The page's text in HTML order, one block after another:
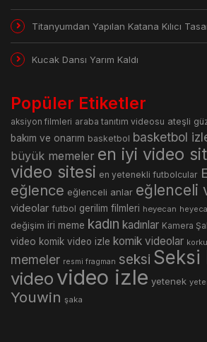
Titanyumdan Yapılan Katana Kılıcı
Kucak Dansı Yarım Kaldı
Popüler Etiketler
aksiyon filmleri araba tanıtım videosu ateşli
bakım ve onarım basketbol basketbol
büyük memeler en iyi video
video sitesi en yetenekli futbolcular
eğlence eğlenceli anlar eğlenceli
videolar futbol gerilim filmleri heyecan
değişim iri meme kadın kadınlar Kamera
video komik video izle komik videolar
memeler resmi fragman seksi Seksi
video video izle yetenek
Youwin şaka